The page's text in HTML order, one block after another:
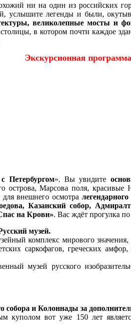
ни на один из российских
услышите легенды и были,
великолепные мосты и
в котором почти каждое
Экскурсионная
Петербургом». Вы увидите
острова, Марсова поля,
внешнего осмотра
Казанский собор,
на Крови». Вас ждёт прогулка
музей.
комплекс мирового
саркофагов, греческих
музей русского
и Колоннады за
куполом вот уже 150 лет